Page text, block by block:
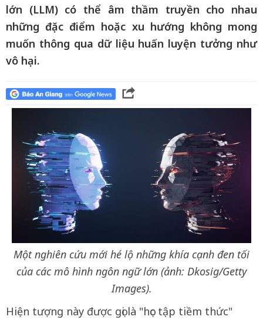
lớn (LLM) có thể âm thầm truyền cho nhau
những đặc điểm hoặc xu hướng không mong
muốn thông qua dữ liệu huấn luyện tưởng như
vô hại.
Một nghiên cứu mới hé lộ những khía cạnh đen tối
của các mô hình ngôn ngữ lớn (ảnh: Dkosig/Getty
Images).
Hiện tượng này được gọi là "học tập tiềm thức"